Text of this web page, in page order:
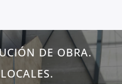
DE OBRA.